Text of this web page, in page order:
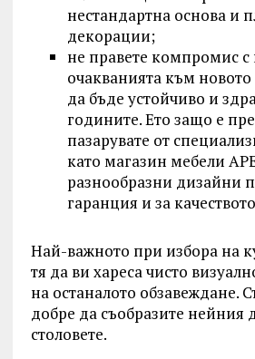
нестандартна основа и
декорации;
не правете компромис с
очакванията към
да бъде устойчиво и
годините. Ето защо е
пазарувате от
като магазин мебели
разнообразни дизайни
гаранция и за
Най-важното при избора на
тя да ви хареса чисто
на останалото обзавеждане.
добре да съобразите нейния
столовете.